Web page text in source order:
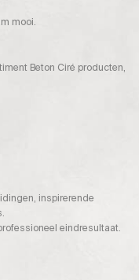
mooi.
Beton Ciré producten,
inspirerende
eindresultaat.